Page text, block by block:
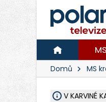
Domů MS
V KARVINÉ